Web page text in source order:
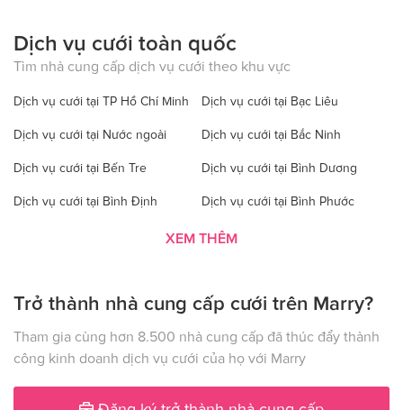
Dịch vụ cưới toàn quốc
Tìm nhà cung cấp dịch vụ cưới theo khu vực
Dịch vụ cưới tại TP Hồ Chí Minh Dịch vụ cưới tại Bạc Liêu
Dịch vụ cưới tại Nước ngoài Dịch vụ cưới tại Bắc Ninh
Dịch vụ cưới tại Bến Tre Dịch vụ cưới tại Bình Dương
Dịch vụ cưới tại Bình Định Dịch vụ cưới tại Bình Phước
Dịch vụ cưới tại Bình Thuận Dịch vụ cưới tại Cà Mau
Dịch vụ cưới tại Hà Nội Dịch vụ cưới tại Đăk Nông
Dịch vụ cưới tại Điện Biên Dịch vụ cưới tại Đồng Nai
Dịch vụ cưới tại Đồng Tháp Dịch vụ cưới tại Gia Lai
Dịch vụ cưới tại Hà Giang Dịch vụ cưới tại Hà Nam
XEM THÊM
Trở thành nhà cung cấp cưới trên Marry?
Tham gia cùng hơn 8.500 nhà cung cấp đã thúc đẩy thành
công kinh doanh dịch vụ cưới của họ với Marry